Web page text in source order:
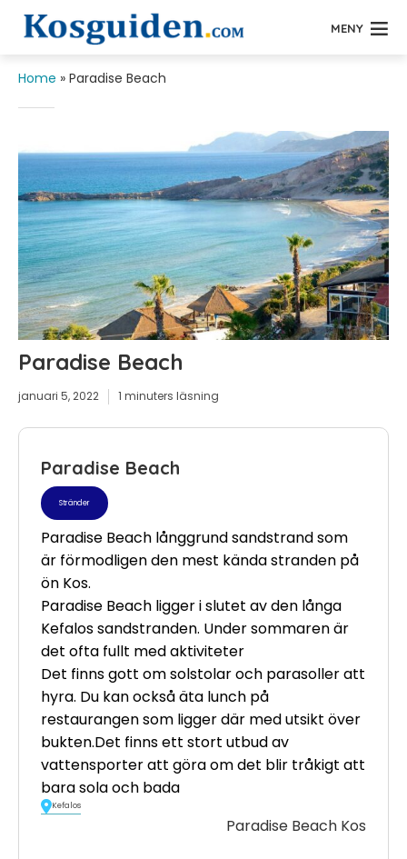
MENY
Home » Paradise Beach
Paradise Beach
januari 5, 2022 1 minuters läsning
Paradise Beach
Stränder
Paradise Beach långgrund sandstrand som
är förmodligen den mest kända stranden på
ön Kos.
Paradise Beach ligger i slutet av den långa
Kefalos sandstranden. Under sommaren är
det ofta fullt med aktiviteter
Det finns gott om solstolar och parasoller att
hyra. Du kan också äta lunch på
restaurangen som ligger där med utsikt över
bukten.Det finns ett stort utbud av
vattensporter att göra om det blir tråkigt att
bara sola och bada
Kefalos
Paradise Beach Kos